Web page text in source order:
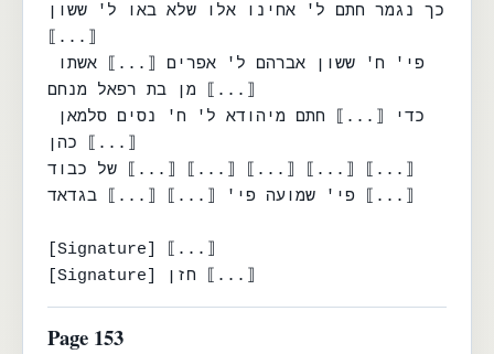
כך נגמר חתם ל' אחינו אלו שלא באו ל' ששון
⟦...⟧
⟦...⟧ מן בת רפאל מנחם
כהן ⟦...⟧
של כבוד ⟦...⟧ ⟦...⟧ ⟦...⟧ ⟦...⟧ ⟦...⟧
פי' שמועה פי' ⟦...⟧ ⟦...⟧ בגדאד ⟦...⟧
[Signature] ⟦...⟧
[Signature] חזן ⟦...⟧
Page 153